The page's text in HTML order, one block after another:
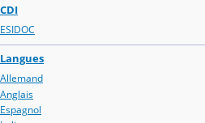
CDI
ESIDOC
Langues
Allemand
Anglais
Espagnol